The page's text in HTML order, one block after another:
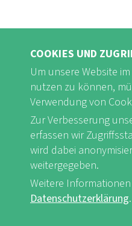
FB
Impressum &
COOKIES UND
Um unsere Website
nutzen zu können,
Verwendung von
Zur Verbesserung
erfassen wir
wird dabei
weitergegeben.
Weitere
Datenschutzerklärung.